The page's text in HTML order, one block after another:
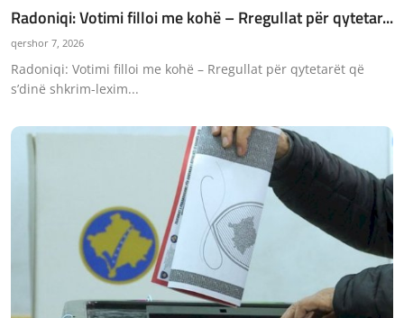
Radoniqi: Votimi filloi me kohë – Rregullat për qytetar...
qershor 7, 2026
Radoniqi: Votimi filloi me kohë – Rregullat për qytetarët që
s’dinë shkrim-lexim...